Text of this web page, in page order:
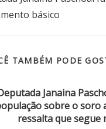
básico
TAMBÉM PODE
Janaina
sobre o soro
ressalta que segue